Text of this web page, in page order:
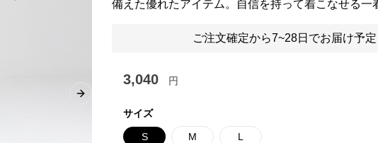
Next slide
備えた優れたアイテム。自信を持って着こなせる一
ご注文確定から7~28日でお届け予定
3,040 円
サイズ
S M L